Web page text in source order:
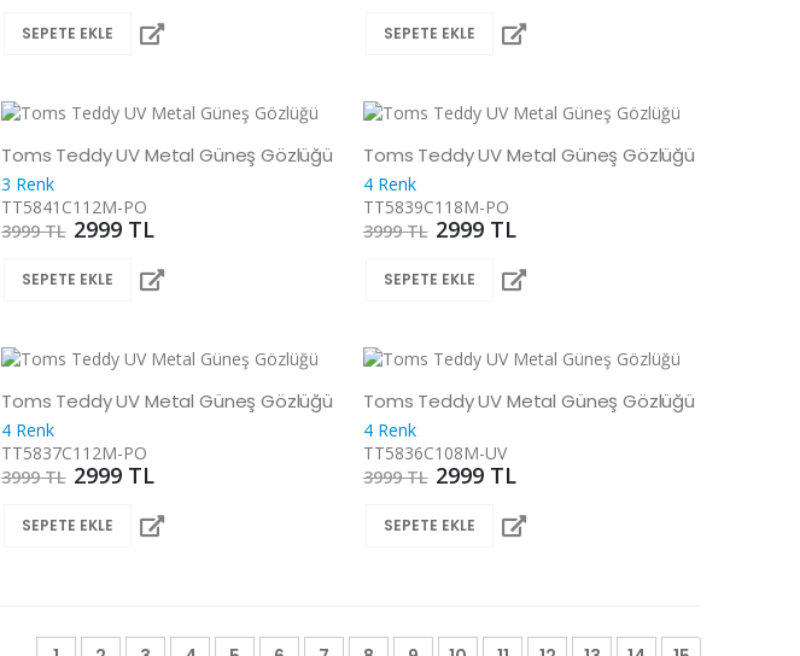
SEPETE EKLE SEPETE EKLE
Toms Teddy UV Metal Güneş Gözlüğü
3 Renk
TT5841C112M-PO
3999 TL 2999 TL
SEPETE EKLE
Toms Teddy UV Metal Güneş Gözlüğü
4 Renk
TT5839C118M-PO
3999 TL 2999 TL
SEPETE EKLE
Toms Teddy UV Metal Güneş Gözlüğü
4 Renk
TT5837C112M-PO
3999 TL 2999 TL
SEPETE EKLE
Toms Teddy UV Metal Güneş Gözlüğü
4 Renk
TT5836C108M-UV
3999 TL 2999 TL
SEPETE EKLE